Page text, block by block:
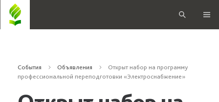
События Объявления
Открыт набор на программу
профессиональной переподготовки «Электроснабжение»